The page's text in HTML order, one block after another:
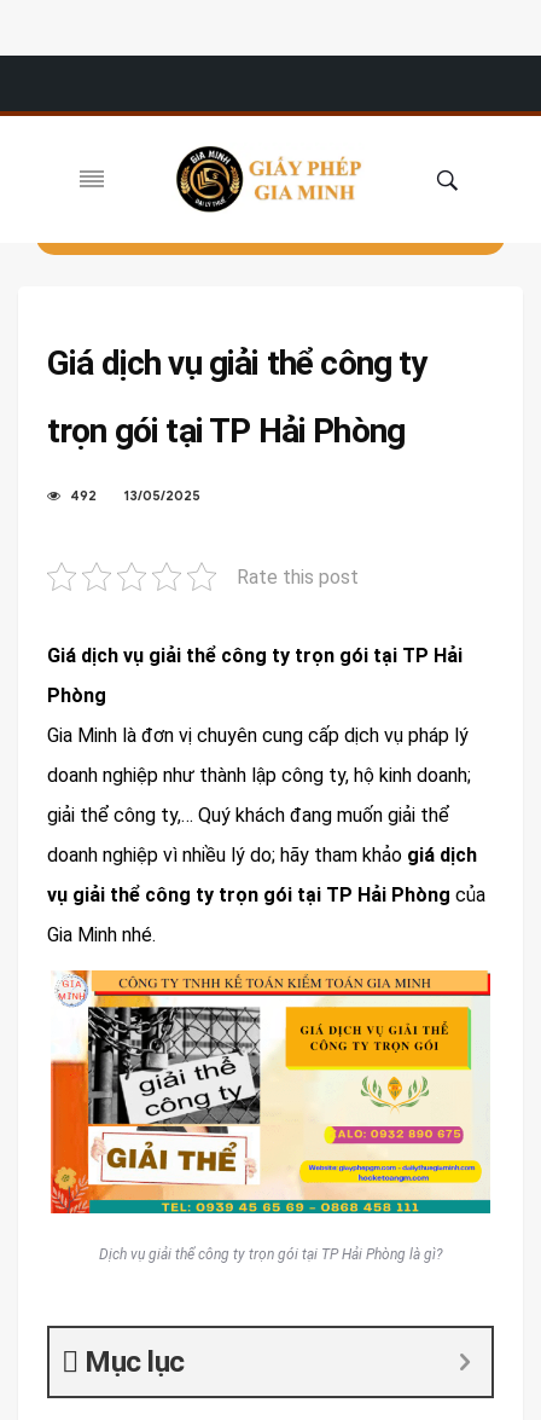
Giá dịch vụ giải thể công ty
trọn gói tại TP Hải Phòng
492 13/05/2025
Rate this post
Giá dịch vụ giải thể công ty trọn gói tại TP Hải
Phòng
Gia Minh là đơn vị chuyên cung cấp dịch vụ pháp lý
doanh nghiệp như thành lập công ty, hộ kinh doanh;
giải thể công ty,… Quý khách đang muốn giải thể
doanh nghiệp vì nhiều lý do; hãy tham khảo giá dịch
vụ giải thể công ty trọn gói tại TP Hải Phòng của
Gia Minh nhé.
Dịch vụ giải thể công ty trọn gói tại TP Hải Phòng là gì?
Mục lục